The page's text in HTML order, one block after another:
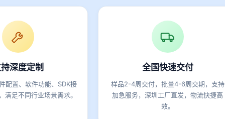
深度定制
配置、软件功能、SDK接
满足不同行业场景需求。
全国快速交付
样品2-4周交付，批量4-6周交期，支持
加急服务，深圳工厂直发，物流快捷高
效。